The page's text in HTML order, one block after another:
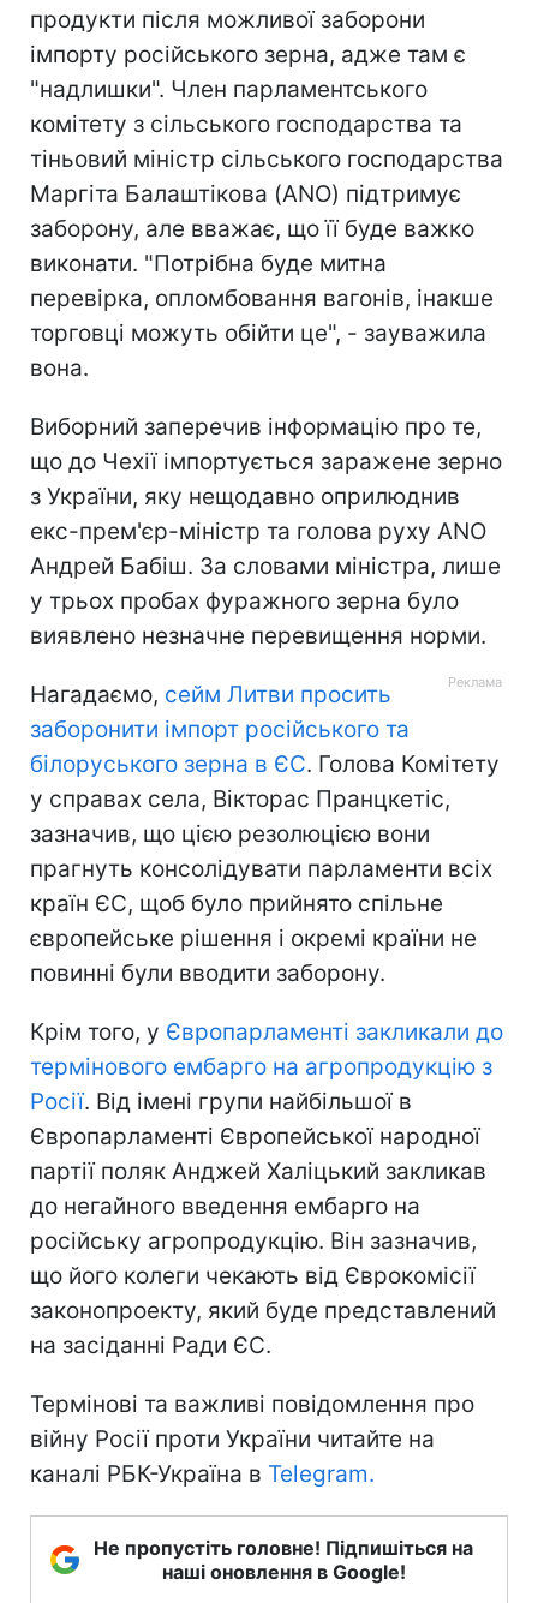
продукти після можливої ​​заборони
імпорту російського зерна, адже там є
"надлишки". Член парламентського
комітету з сільського господарства та
тіньовий міністр сільського господарства
Маргіта Балаштікова (ANO) підтримує
заборону, але вважає, що її буде важко
виконати. "Потрібна буде митна
перевірка, опломбовання вагонів, інакше
торговці можуть обійти це", - зауважила
вона.
Виборний заперечив інформацію про те,
що до Чехії імпортується заражене зерно
з України, яку нещодавно оприлюднив
екс-прем'єр-міністр та голова руху ANO
Андрей Бабіш. За словами міністра, лише
у трьох пробах фуражного зерна було
виявлено незначне перевищення норми.
Нагадаємо, сейм Литви просить
заборонити імпорт російського та
білоруського зерна в ЄС. Голова Комітету
у справах села, Вікторас Пранцкетіс,
зазначив, що цією резолюцією вони
прагнуть консолідувати парламенти всіх
країн ЄС, щоб було прийнято спільне
європейське рішення і окремі країни не
повинні були вводити заборону.
Крім того, у Європарламенті закликали до
термінового ембарго на агропродукцію з
Росії. Від імені групи найбільшої в
Європарламенті Європейської народної
партії поляк Анджей Халіцький закликав
до негайного введення ембарго на
російську агропродукцію. Він зазначив,
що його колеги чекають від Єврокомісії
законопроекту, який буде представлений
на засіданні Ради ЄС.
Термінові та важливі повідомлення про
війну Росії проти України читайте на
каналі РБК-Україна в Telegram.
Не пропустіть головне! Підпишіться на
наші оновлення в Google!